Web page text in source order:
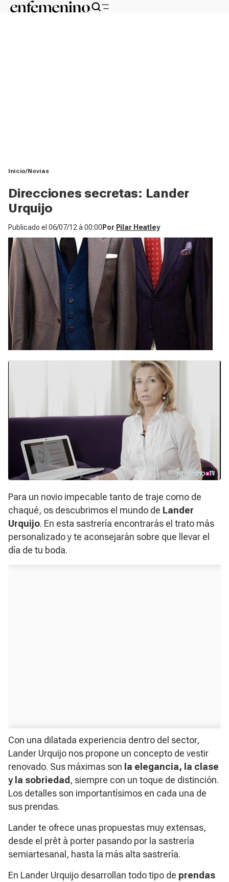
Inicio Novias
Direcciones secretas: Lander
Urquijo
Publicado el 06/07/12 à 00:00 Por Pilar Heatley
Para un novio impecable tanto de traje como de
chaqué, os descubrimos el mundo de Lander
Urquijo. En esta sastrería encontrarás el trato más
personalizado y te aconsejarán sobre que llevar el
día de tu boda.
Con una dilatada experiencia dentro del sector,
Lander Urquijo nos propone un concepto de vestir
renovado. Sus máximas son la elegancia, la clase
y la sobriedad , siempre con un toque de distinción.
Los detalles son importantísimos en cada una de
sus prendas.
Lander te ofrece unas propuestas muy extensas,
desde el prêt à porter pasando por la sastrería
semiartesanal, hasta la más alta sastrería.
En Lander Urquijo desarrollan todo tipo de prendas